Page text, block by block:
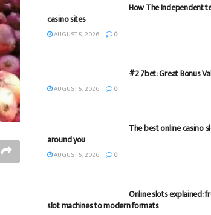
How The Independent
casino sites
AUGUST 5, 2026 0
#2 7bet: Great Bonus
AUGUST 5, 2026 0
The best online casino
around you
AUGUST 5, 2026 0
Online slots explained:
slot machines to modern formats